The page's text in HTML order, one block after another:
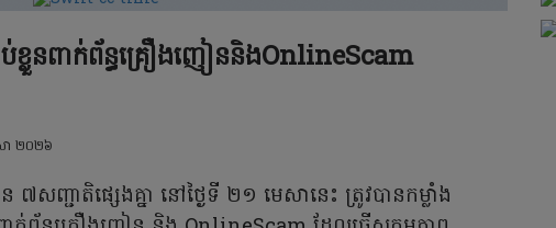
ខ្លួនពាក់ព័ន្ធគ្រឿងញៀននិងOnlineScam
ា ២០២៦
ញ្ជាតិផ្សេងគ្នា នៅថ្ងៃទី ២១ មេសានេះ ត្រូវបានកម្លាំង